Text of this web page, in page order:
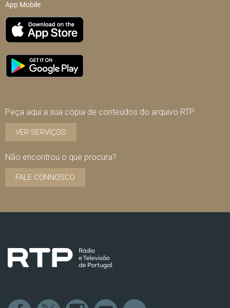
App Mobile
Peça aqui a sua cópia de conteúdos do arquivo RTP
VER SERVIÇOS
Não encontrou o que procura?
FALE CONNOSCO